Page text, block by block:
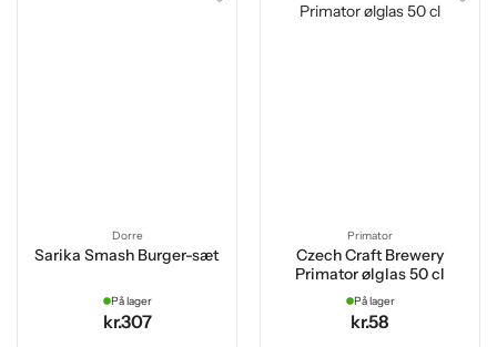
Dorre
Sarika Smash Burger-sæt
På lager
kr.307
Primator
Czech Craft Brewery
Primator ølglas 50 cl
På lager
kr.58